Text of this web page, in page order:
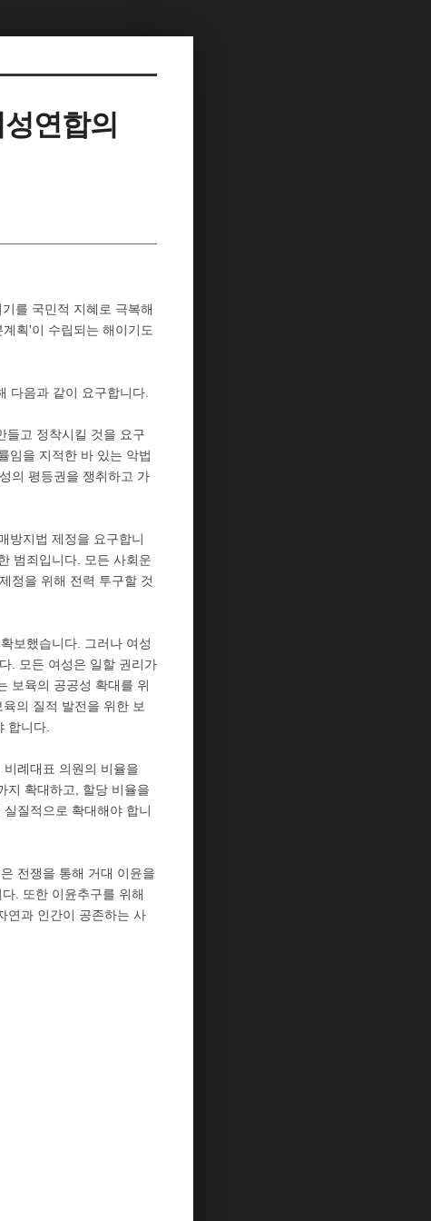
연합의
를 국민적 지혜로 극복해
획'이 수립되는 해이기도
다음과 같이 요구합니다.
들고 정착시킬 것을 요구
임을 지적한 바 있는 악법
의 평등권을 쟁취하고 가
방지법 제정을 요구합니
범죄입니다. 모든 사회운
정을 위해 전력 투구할 것
보했습니다. 그러나 여성
. 모든 여성은 일할 권리가
보육의 공공성 확대를 위
의 질적 발전을 위한 보
합니다.
례대표 의원의 비율을
지 확대하고, 할당 비율을
질적으로 확대해야 합니
전쟁을 통해 거대 이윤을
. 또한 이윤추구를 위해
연과 인간이 공존하는 사